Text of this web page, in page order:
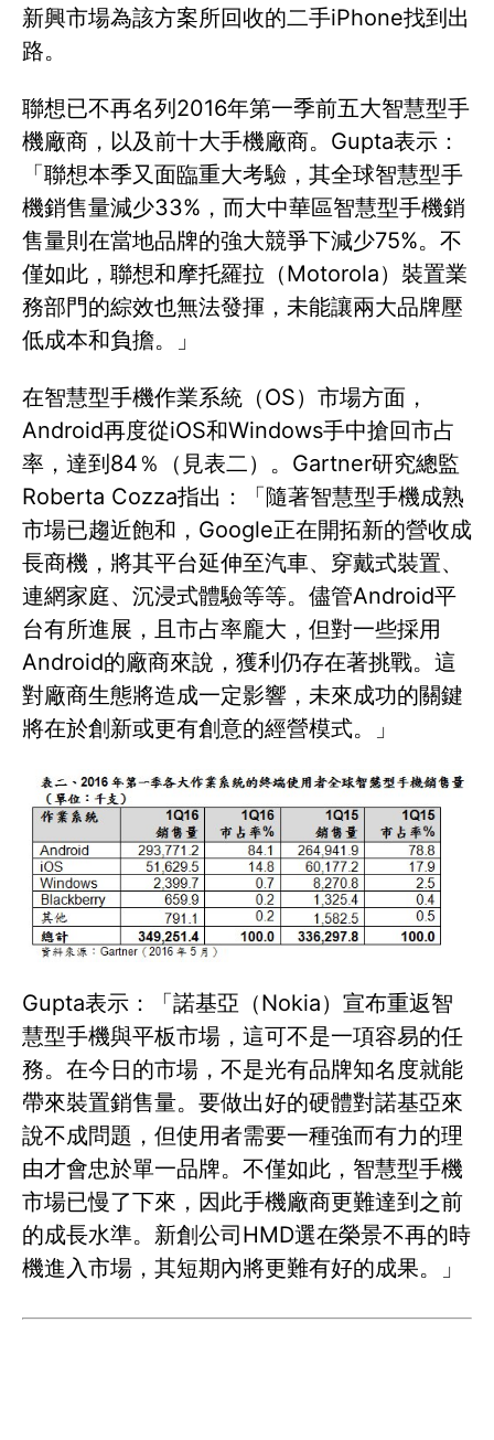
新興市場為該方案所回收的二手iPhone找到出
路。
聯想已不再名列2016年第一季前五大智慧型手
機廠商，以及前十大手機廠商。Gupta表示：
「聯想本季又面臨重大考驗，其全球智慧型手
機銷售量減少33%，而大中華區智慧型手機銷
售量則在當地品牌的強大競爭下減少75%。不
僅如此，聯想和摩托羅拉（Motorola）裝置業
務部門的綜效也無法發揮，未能讓兩大品牌壓
低成本和負擔。」
在智慧型手機作業系統（OS）市場方面，
Android再度從iOS和Windows手中搶回市占
率，達到84％（見表二）。Gartner研究總監
Roberta Cozza指出：「隨著智慧型手機成熟
市場已趨近飽和，Google正在開拓新的營收成
長商機，將其平台延伸至汽車、穿戴式裝置、
連網家庭、沉浸式體驗等等。儘管Android平
台有所進展，且市占率龐大，但對一些採用
Android的廠商來說，獲利仍存在著挑戰。這
對廠商生態將造成一定影響，未來成功的關鍵
將在於創新或更有創意的經營模式。」
Gupta表示：「諾基亞（Nokia）宣布重返智
慧型手機與平板市場，這可不是一項容易的任
務。在今日的市場，不是光有品牌知名度就能
帶來裝置銷售量。要做出好的硬體對諾基亞來
說不成問題，但使用者需要一種強而有力的理
由才會忠於單一品牌。不僅如此，智慧型手機
市場已慢了下來，因此手機廠商更難達到之前
的成長水準。新創公司HMD選在榮景不再的時
機進入市場，其短期內將更難有好的成果。」